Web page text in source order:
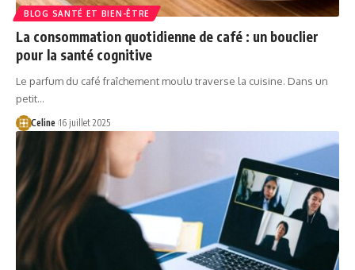
BLOG SANTÉ ET BIEN-ÊTRE
La consommation quotidienne de café : un bouclier
pour la santé cognitive
Le parfum du café fraîchement moulu traverse la cuisine. Dans un
petit…
Celine 16 juillet 2025